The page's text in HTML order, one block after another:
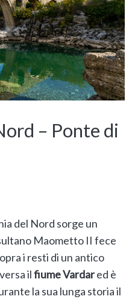
– Ponte di
del Nord sorge un
Maometto II fece
i resti di un antico
ilfiume Vardared è
la sua lunga storia il